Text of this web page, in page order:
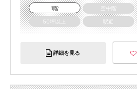
1階
空中階
50坪以上
駅近
詳細を見る